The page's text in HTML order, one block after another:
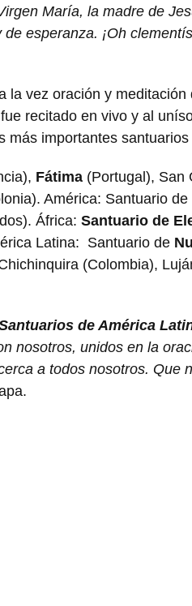
María, la madre de
esperanza. ¡Oh
la vez oración y
recitado en vivo y al
más importantes
Fátima(Portugal), San
América: Santuario
África: Santuario de
Latina: Santuario de
(Colombia),
de América
nosotros, unidos en la
a todos nosotros. Que